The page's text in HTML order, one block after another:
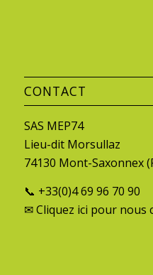
CONTACT
SAS MEP74
Lieu-dit Morsullaz
74130 Mont-Saxonnex
📞 +33(0)4 69 96 70 90
✉Cliquez ici pour nous